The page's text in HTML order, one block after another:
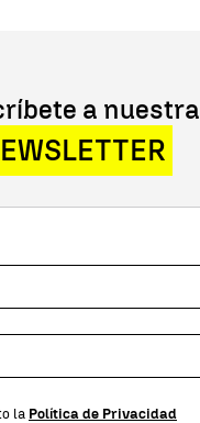
a nuestra
la Política de Privacidad